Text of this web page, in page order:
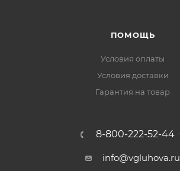
ПОМОЩЬ
Условия оплаты
Условия доставки
Гарантия на товар
8-800-222-52-44
info@vgluhova.ru